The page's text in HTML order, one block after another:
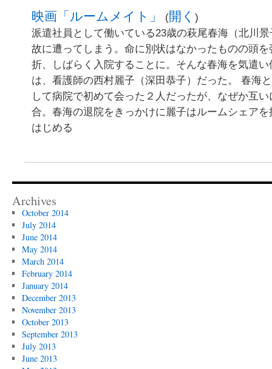
映画「ルームメイト」 (開く )
派遣社員として働いている23歳の萩尾春海（北川
故に遭ってしまう。命に別状はなかったものの頭
折、しばらく入院することに。そんな春海を気遣
は、看護師の西村麗子（深田恭子）だった。 春海
して病院で初めて会った２人だったが、なぜか互
合。春海の退院をきっかけに麗子はルームシェア
はじめる
Archives
October 2014
July 2014
June 2014
May 2014
March 2014
February 2014
January 2014
December 2013
November 2013
October 2013
September 2013
July 2013
June 2013